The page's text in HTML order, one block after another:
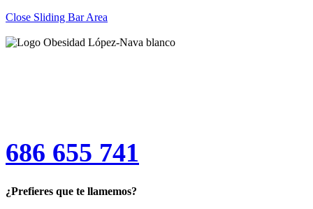
Close Sliding Bar Area
686 655 741
¿Prefieres que te llamemos?